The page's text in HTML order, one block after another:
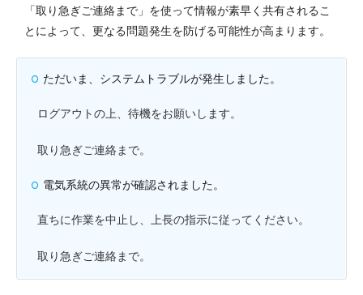
「取り急ぎご連絡まで」を使って情報が素早く共有されるこ
とによって、更なる問題発生を防げる可能性が高まります。
ただいま、システムトラブルが発生しました。
ログアウトの上、待機をお願いします。
取り急ぎご連絡まで。
電気系統の異常が確認されました。
直ちに作業を中止し、上長の指示に従ってください。
取り急ぎご連絡まで。